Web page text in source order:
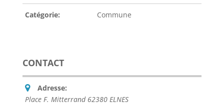
Catégorie: Commune
CONTACT
Adresse:
Place F. Mitterrand 62380 ELNES